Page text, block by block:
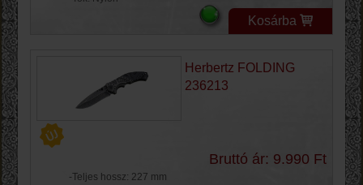
Kosárba
Herbertz FOLDING
236213
Bruttó ár: 9.990 Ft
-Teljes hossz: 227 mm